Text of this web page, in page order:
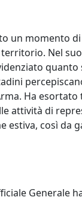
un momento
Nel
Ha
attività di
estiva, così da
Generale